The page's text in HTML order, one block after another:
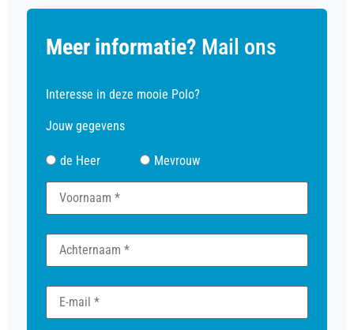
Meer informatie? Mail ons
Interesse in deze mooie Polo?
Jouw gegevens
de Heer Mevrouw